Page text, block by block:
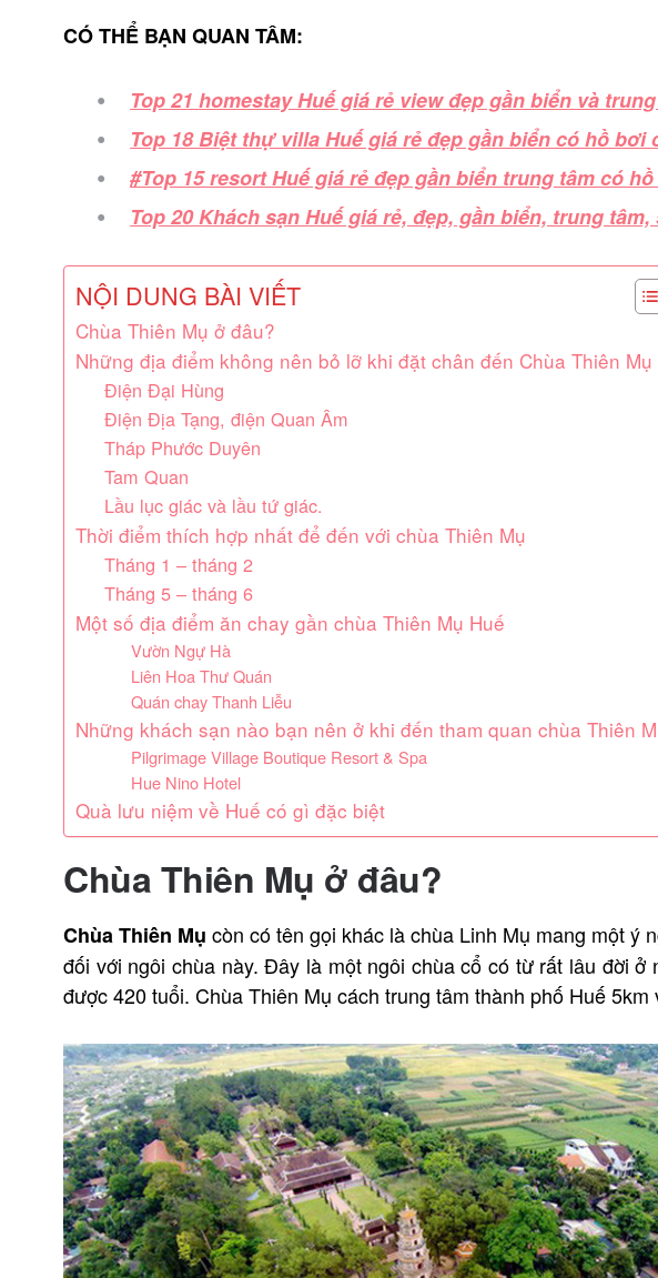
CÓ THỂ BẠN QUAN TÂM:
Top 21 homestay Huế giá rẻ view đẹp gần biển và
Top 18 Biệt thự villa Huế giá rẻ đẹp gần biển có hồ
#Top 15 resort Huế giá rẻ đẹp gần biển trung tâm có
Top 20 Khách sạn Huế giá rẻ, đẹp, gần biển, trung
NỘI DUNG BÀI VIẾT
Chùa Thiên Mụ ở đâu?
Những địa điểm không nên bỏ lỡ khi đặt chân đến Chùa Thiên Mụ
Điện Đại Hùng
Điện Địa Tạng, điện Quan Âm
Tháp Phước Duyên
Tam Quan
Lầu lục giác và lầu tứ giác.
Thời điểm thích hợp nhất để đến với chùa Thiên Mụ
Tháng 1 – tháng 2
Tháng 5 – tháng 6
Một số địa điểm ăn chay gần chùa Thiên Mụ Huế
Vườn Ngự Hà
Liên Hoa Thư Quán
Quán chay Thanh Liễu
Những khách sạn nào bạn nên ở khi đến tham quan chùa Thiên
Pilgrimage Village Boutique Resort & Spa
Hue Nino Hotel
Quà lưu niệm về Huế có gì đặc biệt
Chùa Thiên Mụ ở đâu?
Chùa Thiên Mụcòn có tên gọi khác là chùa Linh Mụ mang một ý
đối với ngôi chùa này. Đây là một ngôi chùa cổ có từ rất lâu đời ở
được 420 tuổi. Chùa Thiên Mụ cách trung tâm thành phố Huế 5km